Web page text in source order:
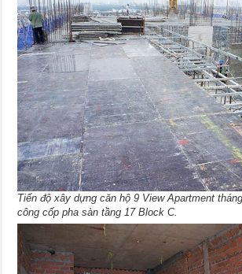
Tiến độ xây dựng căn hộ 9 View Apartment
công cốp pha sàn tầng 17 Block C.